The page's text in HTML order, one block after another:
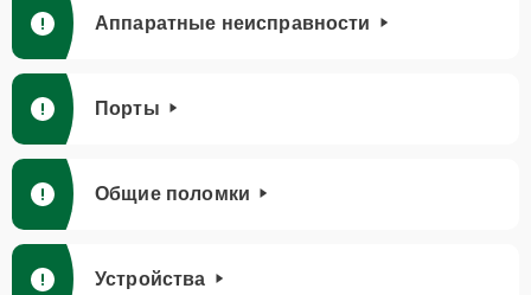
Аппаратные неисправности
Порты
Общие поломки
Устройства